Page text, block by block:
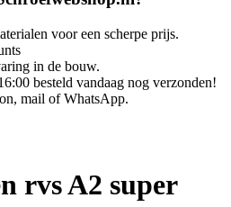
voor een scherpe prijs.
in de bouw.
besteld vandaag nog verzonden!
mail of WhatsApp.
rvs A2 super